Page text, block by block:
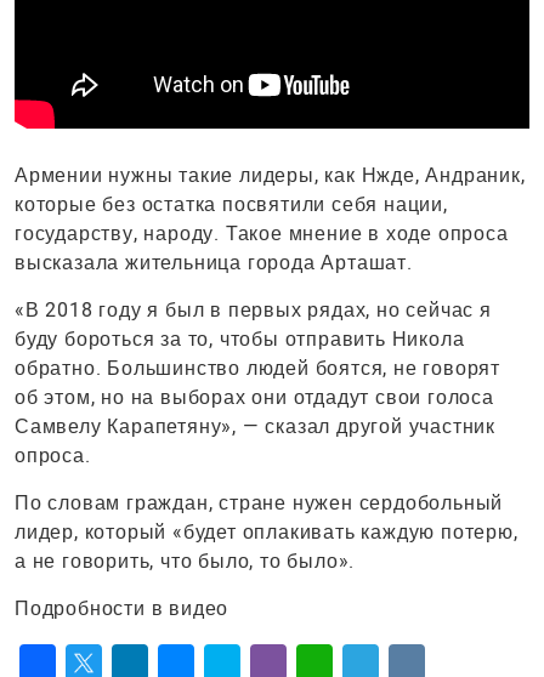
Армении нужны такие лидеры, как Нжде, Андраник,
которые без остатка посвятили себя нации,
государству, народу. Такое мнение в ходе опроса
высказала жительница города Арташат.
«В 2018 году я был в первых рядах, но сейчас я
буду бороться за то, чтобы отправить Никола
обратно. Большинство людей боятся, не говорят
об этом, но на выборах они отдадут свои голоса
Самвелу Карапетяну», — сказал другой участник
опроса.
По словам граждан, стране нужен сердобольный
лидер, который «будет оплакивать каждую потерю,
а не говорить, что было, то было».
Подробности в видео